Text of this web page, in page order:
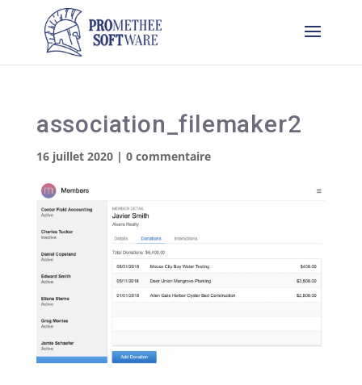
association_filemaker2
16 juillet 2020| 0 commentaire